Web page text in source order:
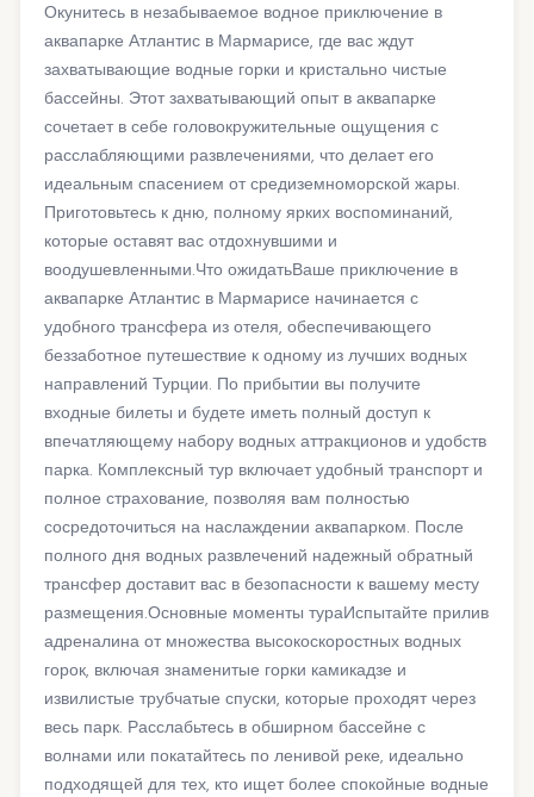
Окунитесь в незабываемое водное приключение в
аквапарке Атлантис в Мармарисе, где вас ждут
захватывающие водные горки и кристально чистые
бассейны. Этот захватывающий опыт в аквапарке
сочетает в себе головокружительные ощущения с
расслабляющими развлечениями, что делает его
идеальным спасением от средиземноморской жары.
Приготовьтесь к дню, полному ярких воспоминаний,
которые оставят вас отдохнувшими и
воодушевленными.Что ожидатьВаше приключение в
аквапарке Атлантис в Мармарисе начинается с
удобного трансфера из отеля, обеспечивающего
беззаботное путешествие к одному из лучших водных
направлений Турции. По прибытии вы получите
входные билеты и будете иметь полный доступ к
впечатляющему набору водных аттракционов и удобств
парка. Комплексный тур включает удобный транспорт и
полное страхование, позволяя вам полностью
сосредоточиться на наслаждении аквапарком. После
полного дня водных развлечений надежный обратный
трансфер доставит вас в безопасности к вашему месту
размещения.Основные моменты тураИспытайте прилив
адреналина от множества высокоскоростных водных
горок, включая знаменитые горки камикадзе и
извилистые трубчатые спуски, которые проходят через
весь парк. Расслабьтесь в обширном бассейне с
волнами или покатайтесь по ленивой реке, идеально
подходящей для тех, кто ищет более спокойные водные